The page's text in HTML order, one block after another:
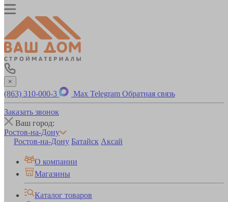
×
(863) 310-000-3 Max Telegram Обратная связь
Заказать звонок
Ваш город:
Ростов-на-Дону
Ростов-на-Дону Батайск Аксай
О компании
Магазины
Каталог товаров